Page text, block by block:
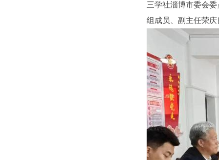
三学社淄博市委会
组成员、副主任荣